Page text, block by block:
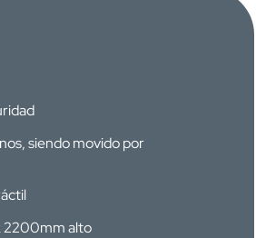
siendo movido por
2200mm alto